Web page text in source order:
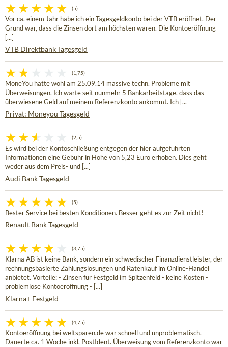
(5)
Vor ca. einem Jahr habe ich ein Tagesgeldkonto bei der VTB eröffnet. Der
Grund war, dass die Zinsen dort am höchsten waren. Die Kontoeröffnung
[...]
VTB Direktbank Tagesgeld
(1,75)
MoneYou hatte wohl am 25.09.14 massive techn. Probleme mit
Überweisungen. Ich warte seit nunmehr 5 Bankarbeitstage, dass das
überwiesene Geld auf meinem Referenzkonto ankommt. Ich [...]
Privat: Moneyou Tagesgeld
(2,5)
Es wird bei der Kontoschließung entgegen der hier aufgeführten
Informationen eine Gebühr in Höhe von 5,23 Euro erhoben. Dies geht
weder aus dem Preis- und [...]
Audi Bank Tagesgeld
(5)
Bester Service bei besten Konditionen. Besser geht es zur Zeit nicht!
Renault Bank Tagesgeld
(3,75)
Klarna AB ist keine Bank, sondern ein schwedischer Finanzdienstleister, der
rechnungsbasierte Zahlungslösungen und Ratenkauf im Online-Handel
anbietet. Vorteile: - Zinsen für Festgeld im Spitzenfeld - keine Kosten -
problemlose Kontoeröffnung - [...]
Klarna+ Festgeld
(4,75)
Kontoeröffnung bei weltsparen.de war schnell und unproblematisch.
Dauerte ca. 1 Woche inkl. PostIdent. Überweisung vom Referenzkonto war